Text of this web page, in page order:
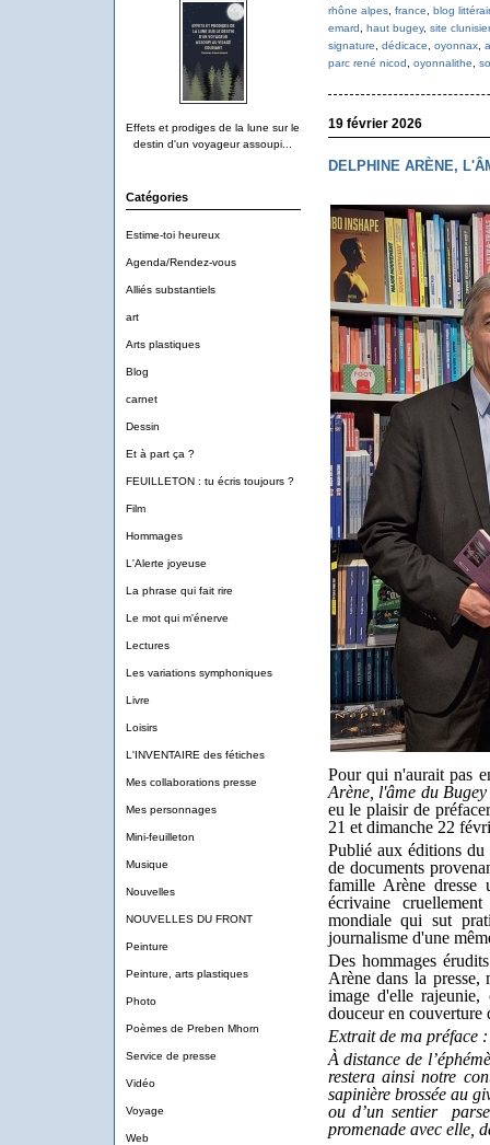
Effets et prodiges de la lune sur le
destin d'un voyageur assoupi...
Catégories
Estime-toi heureux
Agenda/Rendez-vous
Alliés substantiels
art
Arts plastiques
Blog
carnet
Dessin
Et à part ça ?
FEUILLETON : tu écris toujours ?
Film
Hommages
L'Alerte joyeuse
La phrase qui fait rire
Le mot qui m'énerve
Lectures
Les variations symphoniques
Livre
Loisirs
L'INVENTAIRE des fétiches
Mes collaborations presse
Mes personnages
Mini-feuilleton
Musique
Nouvelles
NOUVELLES DU FRONT
Peinture
Peinture, arts plastiques
Photo
Poèmes de Preben Mhorn
Service de presse
Vidéo
Voyage
Web
rhône alpes, france
blog
emard
haut bugey, site
signature
dédicace oyonnax,
parc rené nicod
oyonnalithe
19 février 2026
DELPHINE ARÈNE,
Pour qui n'aurait pas
Arène, l'âme du
eu le plaisir de
21 et dimanche 22
Publié aux éditions
de documents
famille Arène dresse
écrivaine
mondiale qui sut
journalisme d'une
Des hommages
Arène dans la
image d'elle
douceur en couverture
Extrait de ma préface :
À distance de
restera ainsi notre
sapinière brossée au
ou d’un sentier
promenade avec elle,